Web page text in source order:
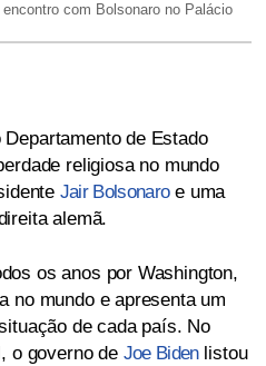
com Bolsonaro no Palácio
de Estado
religiosa no mundo
Jair Bolsonaroe uma
alemã.
os anos por Washington,
no mundo e apresenta um
de cada país. No
o governo de Joe Bidenlistou